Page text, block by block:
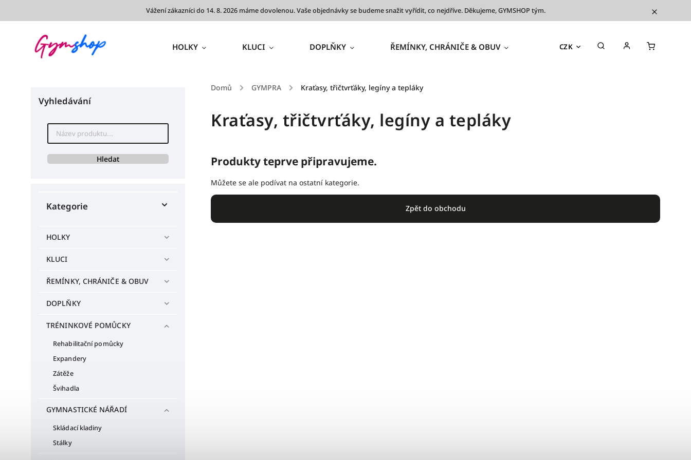
Vážení zákazníci do 14. 8. 2026 máme dovolenou. Vaše objednávky se budeme snažit vyřídit, co nejdříve. Děkujeme, GYMSHOP tým.
CZK
HOLKY KLUCI DOPLŇKY ŘEMÍNKY, CHRÁNIČE & OBUV TRÉNINKOVÉ POMŮCKY
Domů / GYMPRA / Kraťasy, třičtvrťáky, legíny a tepláky
Vyhledávání
Hledat
Kategorie
HOLKY
KLUCI
ŘEMÍNKY, CHRÁNIČE & OBUV
DOPLŇKY
TRÉNINKOVÉ POMŮCKY
Rehabilitační pomůcky
Expandery
Zátěže
Švihadla
GYMNASTICKÉ NÁŘADÍ
Skládací kladiny
Stálky
Kraťasy, třičtvrťáky, legíny a tepláky
Produkty teprve připravujeme.
Můžete se ale podívat na ostatní kategorie.
Zpět do obchodu